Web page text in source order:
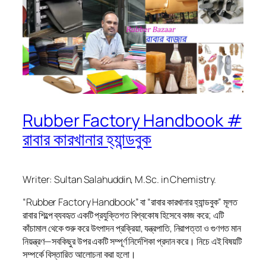
Rubber Factory Handbook #
রাবার কারখানার হ্যান্ডবুক
Writer: Sultan Salahuddin, M.Sc. in Chemistry.
“Rubber Factory Handbook” বা “রাবার কারখানার হ্যান্ডবুক” মূলত
রাবার শিল্পে ব্যবহৃত একটি প্রযুক্তিগত বিশ্বকোষ হিসেবে কাজ করে; এটি
কাঁচামাল থেকে শুরু করে উৎপাদন প্রক্রিয়া, যন্ত্রপাতি, নিরাপত্তা ও গুণগত মান
নিয়ন্ত্রণ—সবকিছুর উপর একটি সম্পূর্ণ নির্দেশিকা প্রদান করে। নিচে এই বিষয়টি
সম্পর্কে বিস্তারিত আলোচনা করা হলো।